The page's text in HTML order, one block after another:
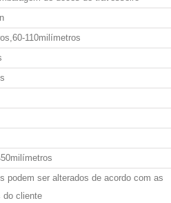
110milímetros
podem ser alterados de acordo com as
do cliente